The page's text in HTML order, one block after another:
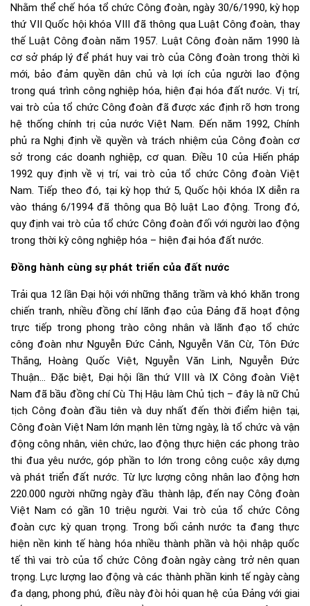
Nhằm thể chế hóa tổ chức Công đoàn, ngày 30/6/1990, kỳ họp
thứ VII Quốc hội khóa VIII đã thông qua Luật Công đoàn, thay
thế Luật Công đoàn năm 1957. Luật Công đoàn năm 1990 là
cơ sở pháp lý để phát huy vai trò của Công đoàn trong thời kì
mới, bảo đảm quyền dân chủ và lợi ích của người lao động
trong quá trình công nghiệp hóa, hiện đại hóa đất nước. Vị trí,
vai trò của tổ chức Công đoàn đã được xác định rõ hơn trong
hệ thống chính trị của nước Việt Nam. Đến năm 1992, Chính
phủ ra Nghị định về quyền và trách nhiệm của Công đoàn cơ
sở trong các doanh nghiệp, cơ quan. Điều 10 của Hiến pháp
1992 quy định về vị trí, vai trò của tổ chức Công đoàn Việt
Nam. Tiếp theo đó, tại kỳ họp thứ 5, Quốc hội khóa IX diễn ra
vào tháng 6/1994 đã thông qua Bộ luật Lao động. Trong đó,
quy định vai trò của tổ chức Công đoàn đối với người lao động
trong thời kỳ công nghiệp hóa – hiện đại hóa đất nước.
Đồng hành cùng sự phát triển của đất nước
Trải qua 12 lần Đại hội với những thăng trầm và khó khăn trong
chiến tranh, nhiều đồng chí lãnh đạo của Đảng đã hoạt động
trực tiếp trong phong trào công nhân và lãnh đạo tổ chức
công đoàn như Nguyễn Đức Cảnh, Nguyễn Văn Cừ, Tôn Đức
Thắng, Hoàng Quốc Việt, Nguyễn Văn Linh, Nguyễn Đức
Thuận… Đặc biệt, Đại hội lần thứ VIII và IX Công đoàn Việt
Nam đã bầu đồng chí Cù Thị Hậu làm Chủ tịch – đây là nữ Chủ
tịch Công đoàn đầu tiên và duy nhất đến thời điểm hiện tại,
Công đoàn Việt Nam lớn mạnh lên từng ngày, là tổ chức và vận
động công nhân, viên chức, lao động thực hiện các phong trào
thi đua yêu nước, góp phần to lớn trong công cuộc xây dựng
và phát triển đất nước. Từ lực lượng công nhân lao động hơn
220.000 người những ngày đầu thành lập, đến nay Công đoàn
Việt Nam có gần 10 triệu người. Vai trò của tổ chức Công
đoàn cực kỳ quan trọng. Trong bối cảnh nước ta đang thực
hiện nền kinh tế hàng hóa nhiều thành phần và hội nhập quốc
tế thì vai trò của tổ chức Công đoàn ngày càng trở nên quan
trọng. Lực lượng lao động và các thành phần kinh tế ngày càng
đa dạng, phong phú, điều này đòi hỏi quan hệ của Đảng với giai